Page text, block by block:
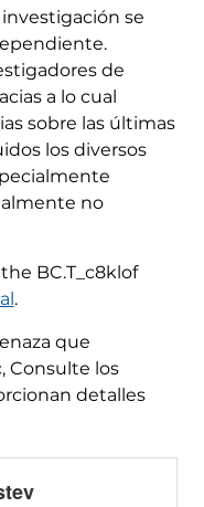
se
de
a lo cual
sobre las últimas
los diversos
no
BC.T_c8klof
.
que
Consulte los
detalles